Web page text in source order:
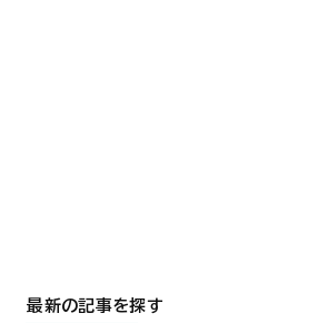
最新の記事を探す